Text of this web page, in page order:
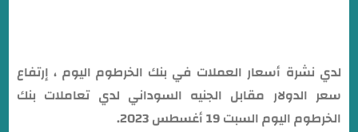
لدي نشرة أسعار العملات في بنك الخرطوم اليوم ، إرتفاع
سعر الدولار مقابل الجنيه السوداني لدي تعاملات بنك
الخرطوم اليوم السبت 19 أغسطس 2023.